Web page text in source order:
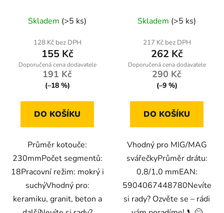
TDCS-2302T
Skladem (>5 ks)
128 Kč bez DPH
155 Kč
191 Kč
(–18 %)
DO KOŠÍKU
Průměr kotouče:
230mmPočet segmentů:
18Pracovní režim: mokrý i
suchýVhodný pro:
keramiku, granit, beton a
Skladem (>5 ks)
217 Kč bez DPH
262 Kč
290 Kč
(–9 %)
DO KOŠÍKU
Vhodný pro MIG/MAG
svářečkyPrůměr drátu:
0,8/1,0 mmEAN:
5904067448780Nevíte
si rady? Ozvěte se – rádi